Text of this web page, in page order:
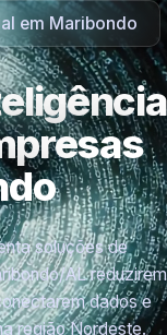
em Maribondo
soluções de
AL reduzirem
dados e
região Nordeste.